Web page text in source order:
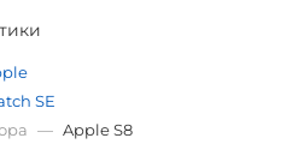
SE
— Apple S8